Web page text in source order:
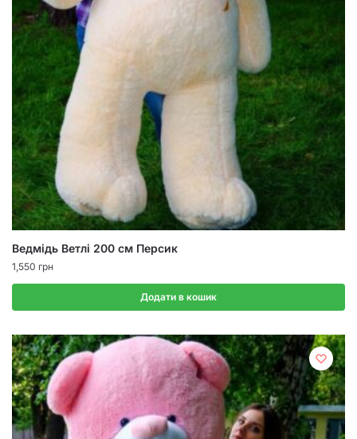
Ведмідь Ветлі 200 см Персик
1,550 грн
Додати в кошик